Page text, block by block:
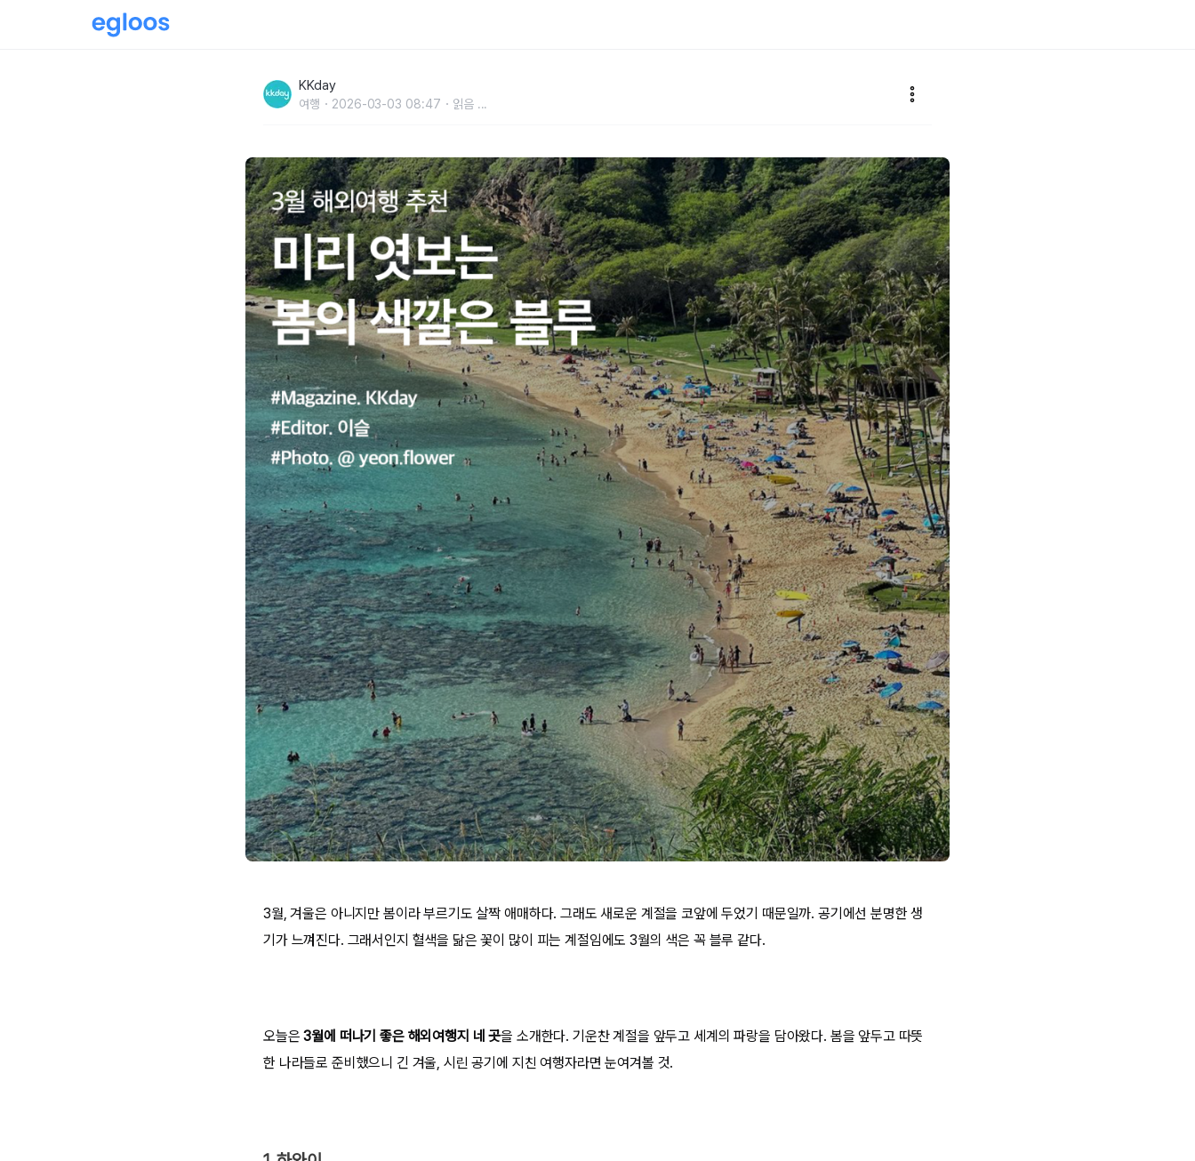
KKday
여행 2026-03-03 08:47 읽음 ...
3월, 겨울은 아니지만 봄이라 부르기도 살짝 애매하다. 그래도 새로운 계절을 코앞에 두었기 때문일까. 공기에선 분명한 생
기가 느껴진다. 그래서인지 혈색을 닮은 꽃이 많이 피는 계절임에도 3월의 색은 꼭 블루 같다.
오늘은3월에 떠나기 좋은 해외여행지 네 곳을 소개한다. 기운찬 계절을 앞두고 세계의 파랑을 담아왔다. 봄을 앞두고 따뜻
한 나라들로 준비했으니 긴 겨울, 시린 공기에 지친 여행자라면 눈여겨볼 것.